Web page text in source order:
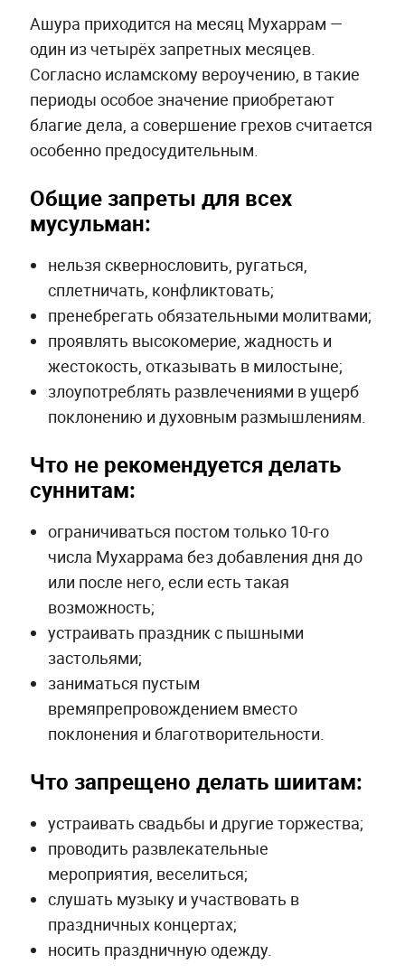
Ашура приходится на месяц Мухаррам —
один из четырёх запретных месяцев.
Согласно исламскому вероучению, в такие
периоды особое значение приобретают
благие дела, а совершение грехов считается
особенно предосудительным.
Общие запреты для всех
мусульман:
нельзя сквернословить, ругаться,
сплетничать, конфликтовать;
пренебрегать обязательными молитвами;
проявлять высокомерие, жадность и
жестокость, отказывать в милостыне;
злоупотреблять развлечениями в ущерб
поклонению и духовным размышлениям.
Что не рекомендуется делать
суннитам:
ограничиваться постом только 10-го
числа Мухаррама без добавления дня до
или после него, если есть такая
возможность;
устраивать праздник с пышными
застольями;
заниматься пустым
времяпрепровождением вместо
поклонения и благотворительности.
Что запрещено делать шиитам:
устраивать свадьбы и другие торжества;
проводить развлекательные
мероприятия, веселиться;
слушать музыку и участвовать в
праздничных концертах;
носить праздничную одежду.